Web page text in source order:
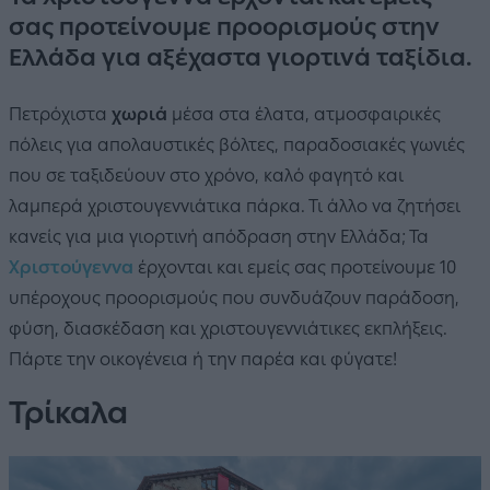
σας προτείνουμε προορισμούς στην
Ελλάδα για αξέχαστα γιορτινά ταξίδια.
Πετρόχιστα χωριά μέσα στα έλατα, ατμοσφαιρικές
πόλεις για απολαυστικές βόλτες, παραδοσιακές γωνιές
που σε ταξιδεύουν στο χρόνο, καλό φαγητό και
λαμπερά χριστουγεννιάτικα πάρκα. Τι άλλο να ζητήσει
κανείς για μια γιορτινή απόδραση στην Ελλάδα; Τα
Χριστούγεννα έρχονται και εμείς σας προτείνουμε 10
υπέροχους προορισμούς που συνδυάζουν παράδοση,
φύση, διασκέδαση και χριστουγεννιάτικες εκπλήξεις.
Πάρτε την οικογένεια ή την παρέα και φύγατε!
Τρίκαλα